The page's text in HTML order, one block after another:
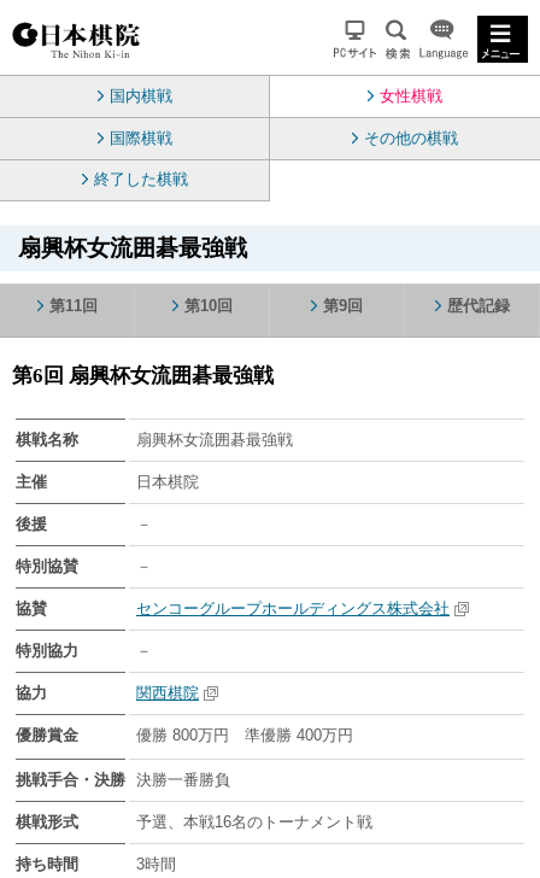
国内棋戦 女性棋戦
国際棋戦 その他の棋戦
終了した棋戦
扇興杯女流囲碁最強戦
第11回 第10回 第9回 歴代記録
第6回 扇興杯女流囲碁最強戦
棋戦名称 扇興杯女流囲碁最強戦
主催 日本棋院
後援 －
特別協賛 －
協賛 センコーグループホールディングス株式会社
特別協力 －
協力 関西棋院
優勝賞金 優勝 800万円 準優勝 400万円
挑戦手合・決勝 決勝一番勝負
棋戦形式 予選、本戦16名のトーナメント戦
持ち時間 3時間